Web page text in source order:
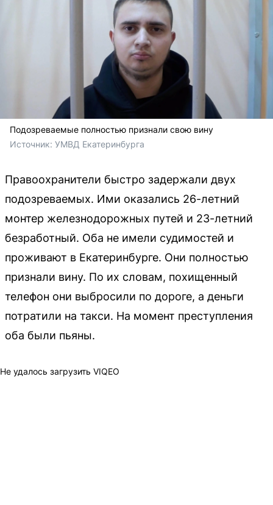
Подозреваемые полностью признали свою вину
Источник: УМВД Екатеринбурга
Правоохранители быстро задержали двух
подозреваемых. Ими оказались 26-летний
монтер железнодорожных путей и 23-летний
безработный. Оба не имели судимостей и
проживают в Екатеринбурге. Они полностью
признали вину. По их словам, похищенный
телефон они выбросили по дороге, а деньги
потратили на такси. На момент преступления
оба были пьяны.
Не удалось загрузить VIQEO